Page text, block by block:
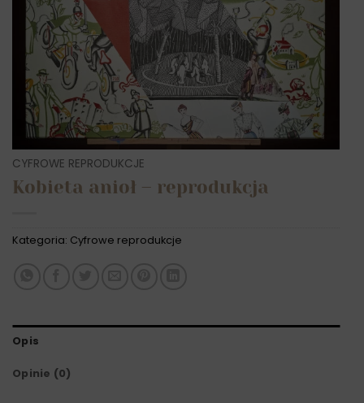
CYFROWE REPRODUKCJE
Kobieta anioł – reprodukcja
Kategoria: Cyfrowe reprodukcje
Opis
Opinie (0)